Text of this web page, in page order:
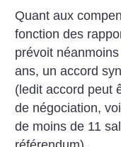
Quant aux
fonction des
prévoit
ans, un accord
(ledit accord peut
de négociation,
de moins de 11